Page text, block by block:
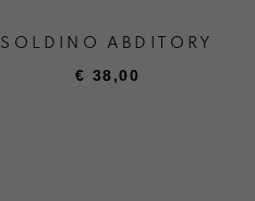
SOLDINO ABDITORY
€ 38,00